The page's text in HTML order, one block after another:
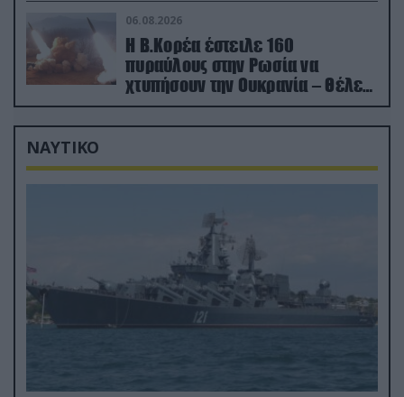
06.08.2026
Η Β.Κορέα έστειλε 160
πυραύλους στην Ρωσία να
χτυπήσουν την Ουκρανία – Θέλει
να εκπαιδευτεί σε νέο δόγμα
ΝΑΥΤΙΚΟ